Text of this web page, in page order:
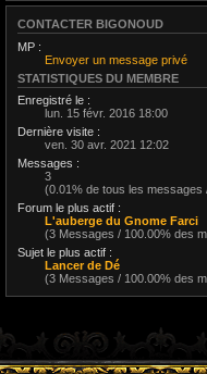
CONTACTER BIGONOUD
MP :
Envoyer un message privé
STATISTIQUES DU MEMBRE
Enregistré le :
lun. 15 févr. 2016 18:00
Dernière visite :
ven. 30 avr. 2021 12:02
Messages :
3
(0.01% de tous les messages
Forum le plus actif :
L'auberge du Gnome Farci
(3 Messages / 100.00% des
Sujet le plus actif :
Lancer de Dé
(3 Messages / 100.00% des